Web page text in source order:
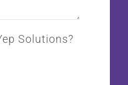
Solutions?